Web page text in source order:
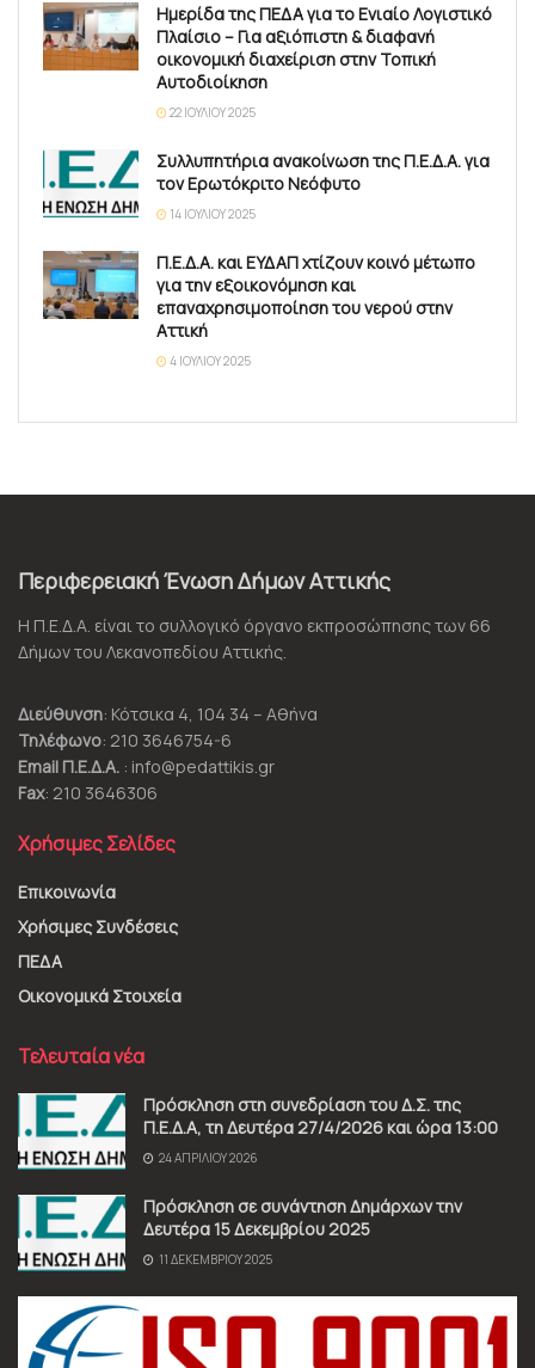
Ημερίδα της ΠΕΔΑ για το Ενιαίο Λογιστικό
Πλαίσιο – Για αξιόπιστη & διαφανή
οικονομική διαχείριση στην Τοπική
Αυτοδιοίκηση
22 ΙΟΥΛΊΟΥ 2025
Συλλυπητήρια ανακοίνωση της Π.Ε.Δ.Α. για
τον Ερωτόκριτο Νεόφυτο
14 ΙΟΥΛΊΟΥ 2025
Π.Ε.Δ.Α. και ΕΥΔΑΠ χτίζουν κοινό μέτωπο
για την εξοικονόμηση και
επαναχρησιμοποίηση του νερού στην
Αττική
4 ΙΟΥΛΊΟΥ 2025
Περιφερειακή Ένωση Δήμων Αττικής
Η Π.Ε.Δ.Α. είναι το συλλογικό όργανο εκπροσώπησης των 66
Δήμων του Λεκανοπεδίου Αττικής.
Διεύθυνση: Κότσικα 4, 104 34 – Αθήνα
Τηλέφωνο: 210 3646754-6
Email Π.Ε.Δ.Α. : info@pedattikis.gr
Fax: 210 3646306
Χρήσιμες Σελίδες
Επικοινωνία
Χρήσιμες Συνδέσεις
ΠΕΔΑ
Οικονομικά Στοιχεία
Τελευταία νέα
Πρόσκληση στη συνεδρίαση του Δ.Σ. της
Π.Ε.Δ.Α, τη Δευτέρα 27/4/2026 και ώρα 13:00
24 ΑΠΡΙΛΊΟΥ 2026
Πρόσκληση σε συνάντηση Δημάρχων την
Δευτέρα 15 Δεκεμβρίου 2025
11 ΔΕΚΕΜΒΡΊΟΥ 2025